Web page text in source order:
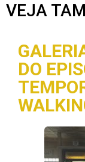
VEJA
DO